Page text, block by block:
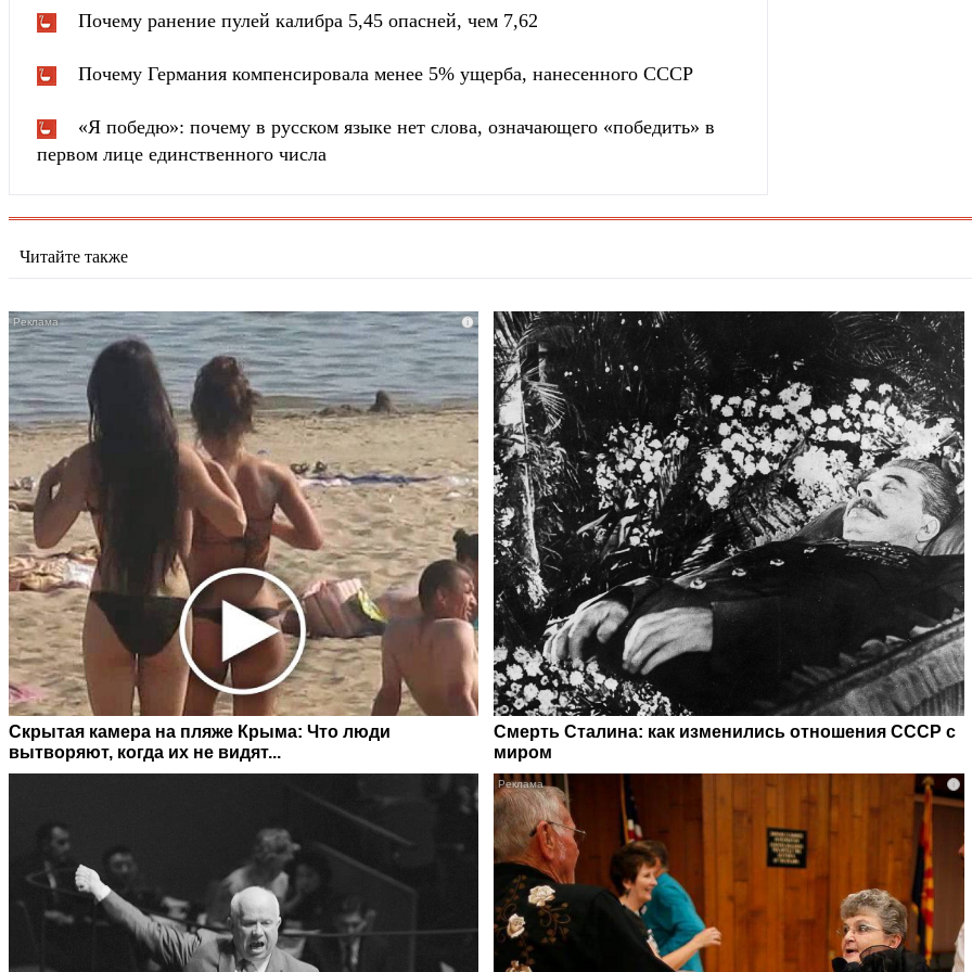
Почему ранение пулей калибра 5,45 опасней, чем 7,62
Почему Германия компенсировала менее 5% ущерба, нанесенного СССР
«Я победю»: почему в русском языке нет слова, означающего «победить» в
первом лице единственного числа
Читайте также
i
Скрытая камера на пляже Крыма: Что люди
вытворяют, когда их не видят...
Смерть Сталина: как изменились отношения СССР с
миром
i